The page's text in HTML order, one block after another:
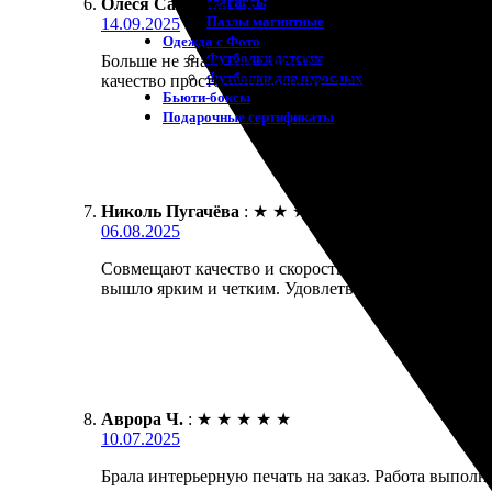
Пазлы магнитные
Одежда с Фото
Футболки детские
Футболки для взрослых
Бьюти-боксы
Подарочные сертификаты
Олеся Сазонова : ★ ★
14.09.2025
Больше не знаю, как жить без этой услуги!
качество просто потрясающее! Рекомендую всем!
Николь Пугачёва : ★ ★ ★
06.08.2025
Совмещают качество и скорость. Заказала
вышло ярким и четким. Удовлетворила каждая
Аврора Ч. : ★ ★ ★ ★ ★
10.07.2025
Брала интерьерную печать на заказ. Работа